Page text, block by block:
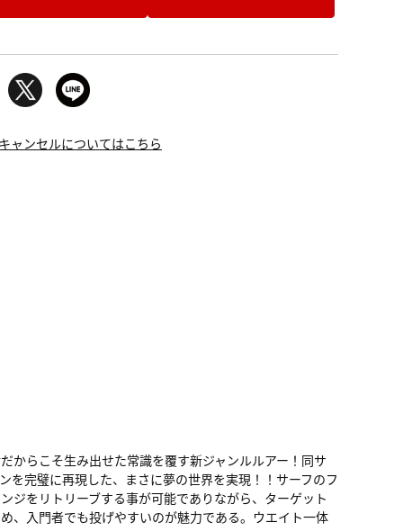
ャンセルについてはこちら
からこそ生み出せた常識を覆す新ジャンルルアー！同サ
完璧に再現した、まさに夢の世界を実現！！サーフのフ
ジをリトリーブする事が可能でありながら、ターゲット
、入門者でも投げやすいのが魅力である。ウエイト一体